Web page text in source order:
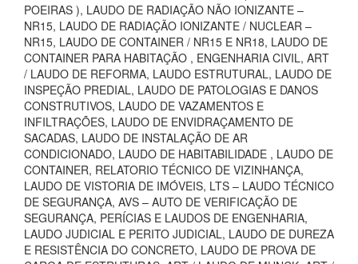
POEIRAS ), LAUDO DE RADIAÇÃO NÃO IONIZANTE –
NR15, LAUDO DE RADIAÇÃO IONIZANTE / NUCLEAR –
NR15, LAUDO DE CONTAINER / NR15 E NR18, LAUDO DE
CONTAINER PARA HABITAÇÃO , ENGENHARIA CIVIL, ART
/ LAUDO DE REFORMA, LAUDO ESTRUTURAL, LAUDO DE
INSPEÇÃO PREDIAL, LAUDO DE PATOLOGIAS E DANOS
CONSTRUTIVOS, LAUDO DE VAZAMENTOS E
INFILTRAÇÕES, LAUDO DE ENVIDRAÇAMENTO DE
SACADAS, LAUDO DE INSTALAÇÃO DE AR
CONDICIONADO, LAUDO DE HABITABILIDADE , LAUDO DE
CONTAINER, RELATORIO TÉCNICO DE VIZINHANÇA,
LAUDO DE VISTORIA DE IMÓVEIS, LTS – LAUDO TÉCNICO
DE SEGURANÇA, AVS – AUTO DE VERIFICAÇÃO DE
SEGURANÇA, PERÍCIAS E LAUDOS DE ENGENHARIA,
LAUDO JUDICIAL E PERITO JUDICIAL, LAUDO DE DUREZA
E RESISTÊNCIA DO CONCRETO, LAUDO DE PROVA DE